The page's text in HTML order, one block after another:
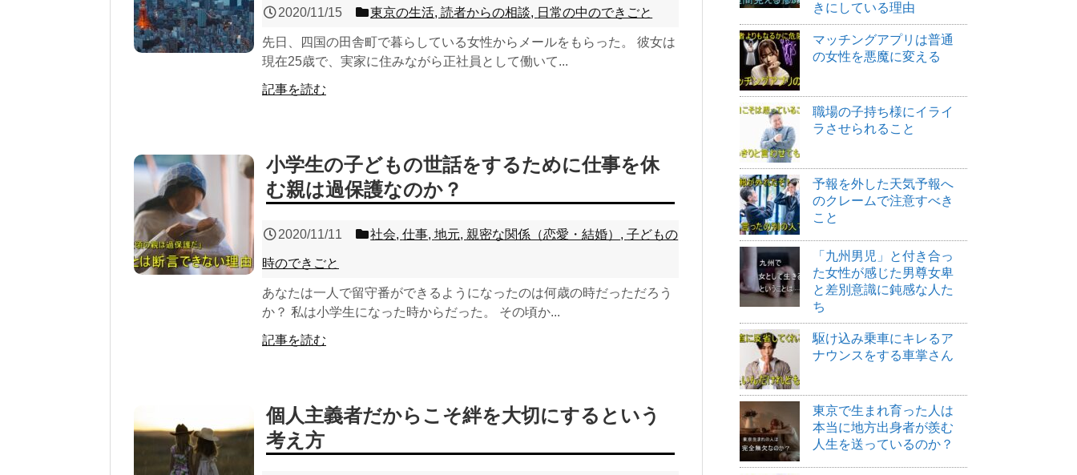
2020/11/15 東京の生活,読者からの相談, 日常の中のできごと
先日、四国の田舎町で暮らしている女性からメールをもらった。 彼女は
現在25歳で、実家に住みながら正社員として働いて...
記事を読む
小学生の子どもの世話をするために仕事を休
む親は過保護なのか？
2020/11/11 社会,仕事,地元, 親密な関係（恋愛・結婚） ,子どもの
時のできごと
あなたは一人で留守番ができるようになったのは何歳の時だっただろう
か？ 私は小学生になった時からだった。 その頃か...
記事を読む
個人主義者だからこそ絆を大切にするという
考え方
きにしている理由
マッチングアプリは普通
の女性を悪魔に変える
職場の子持ち様にイライ
ラさせられること
予報を外した天気予報へ
のクレームで注意すべき
こと
「九州男児」と付き合っ
た女性が感じた男尊女卑
と差別意識に鈍感な人た
ち
駆け込み乗車にキレるア
ナウンスをする車掌さん
東京で生まれ育った人は
本当に地方出身者が羨む
人生を送っているのか？